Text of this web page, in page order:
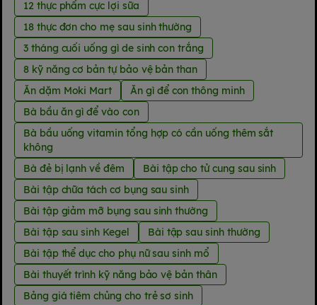
12 thực phẩm cực lợi sữa
18 thực đơn cho mẹ sau sinh thường
3 tháng cuối uống gì de sinh con trắng
8 kỹ năng cơ bản tự bảo vệ bản than
Ăn dặm Moki Mart
Ăn gì để con thông minh
Bà bầu ăn gì để vào con
Bà bầu uống vitamin tổng hợp có cần uống thêm sắt
không
Bà đẻ bị lạnh về đêm
Bài tập cho tử cung sau sinh
Bài tập chữa tách cơ bụng sau sinh
Bài tập giảm mỡ bụng sau sinh thường
Bài tập sau sinh Kegel
Bài tập sau sinh thường
Bài tập thể dục cho phụ nữ sau sinh mổ
Bài thuyết trình kỹ năng bảo vệ bản thân
Bảng giá tiêm chủng cho trẻ sơ sinh